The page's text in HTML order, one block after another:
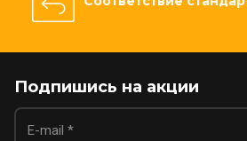
Подпишись на акции